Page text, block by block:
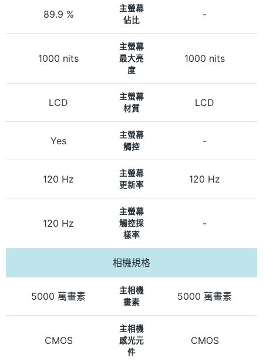
89.9 %
主螢幕
佔比
-
1000 nits
主螢幕
最大亮
度
1000 nits
LCD
主螢幕
材質
LCD
Yes
主螢幕
觸控
-
120 Hz
主螢幕
更新率
120 Hz
120 Hz
主螢幕
觸控採
樣率
-
相機規格
5000 萬畫素
主相機
畫素
5000 萬畫素
CMOS
主相機
感光元
件
CMOS